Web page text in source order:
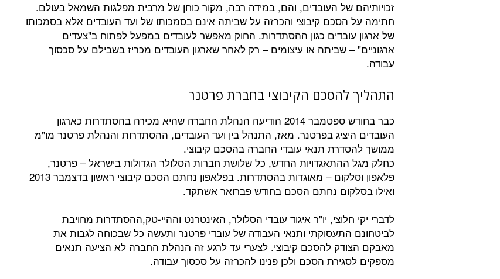
זכויותיהם של העובדים, והם, במידה רבה, מקור כוחן של מרבית מפלגות השמאל בעולם.
חתימה על הסכם קיבוצי והכרזה על שביתה אינם בסמכותו של ועד העובדים אלא בסמכותו
של ארגון עובדים כגון ההסתדרות. החוק מאפשר לעובדים במפעל לפתוח ב"צעדים
ארגוניים" – שביתה או עיצומים – רק לאחר שארגון העובדים מכריז בשבילם על סכסוך
עבודה.
התהליך להסכם הקיבוצי בחברת פרטנר
כבר בחודש ספטמבר 2014 הודיעה הנהלת החברה שהיא מכירה בהסתדרות כארגון
העובדים היציג בפרטנר. מאז, התנהל בין ועד העובדים, ההסתדרות והנהלת פרטנר מו"מ
ממושך להסדרת תנאי עובדי החברה בהסכם קיבוצי.
כחלק מגל ההתאגדויות החדש, כל שלושת חברות הסלולר הגדולות בישראל – פרטנר,
פלאפון וסלקום – מאוגדות בהסתדרות. בפלאפון נחתם הסכם קיבוצי ראשון בדצמבר 2013
ואילו בסלקום נחתם הסכם בחודש פברואר אשתקד.
לדברי יקי חלוצי, יו"ר איגוד עובדי הסלולר, האינטרנט וההיי-טק,ההסתדרות מחויבת
לביטחונם התעסוקתי ותנאי העבודה של עובדי פרטנר ותעשה כל שבכוחה לגבות את
מאבקם הצודק להסכם קיבוצי. לצערי עד לרגע זה הנהלת החברה לא הציעה תנאים
מספקים לסגירת הסכם ולכן פנינו להכרזה על סכסוך עבודה.